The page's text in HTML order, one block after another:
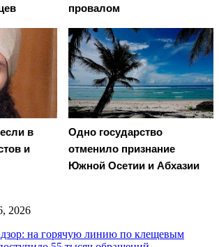
провалом
в
и
Одно государство
отменило признание
Южной Осетии и Абхазии
2026
на горячую линию по клещевым